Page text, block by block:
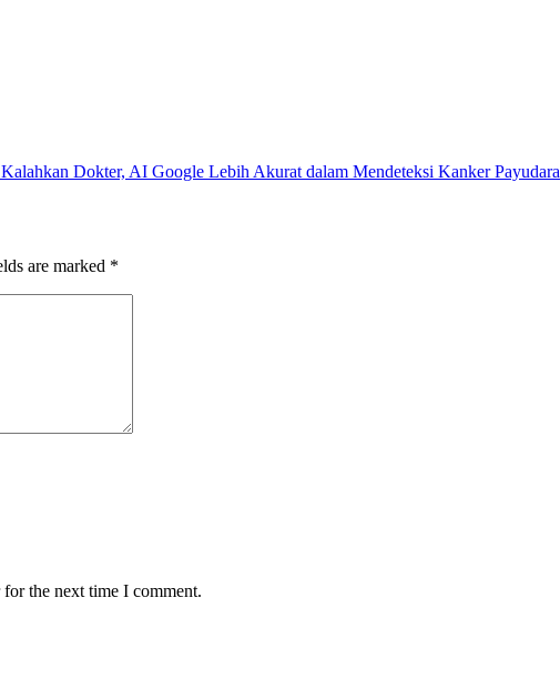
Kalahkan Dokter, AI Google Lebih Akurat dalam Mendeteksi Kanker Payudara
are marked *
the next time I comment.